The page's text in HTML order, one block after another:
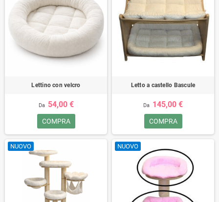
Lettino con velcro
Da 54,00 €
COMPRA
Letto a castello Bascule
Da 145,00 €
COMPRA
NUOVO NUOVO